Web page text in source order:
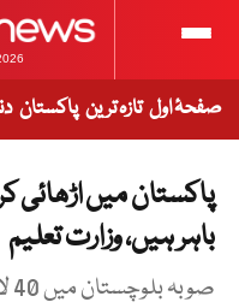
صفحۂ اول تازہ ترین پاکستان
پاکستان میں اڑھائی
باہر ہیں، وزارت تعلیم